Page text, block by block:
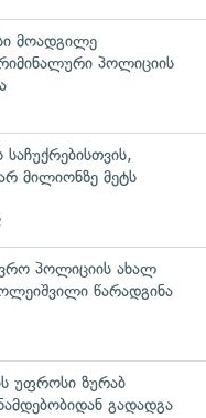
მოადგილე
პოლიციის
მილიონზე მეტს
პოლიციის ახალ
წარადგინა
უფროსი ზურაბ
გადადგა